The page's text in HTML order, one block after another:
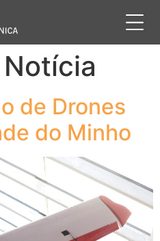
Notícia
de Drones
do Minho